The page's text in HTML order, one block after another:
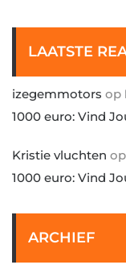
LAATSTE
izegemmotors op
1000 euro: Vind
Kristie vluchten op
1000 euro: Vind
ARCHIEF